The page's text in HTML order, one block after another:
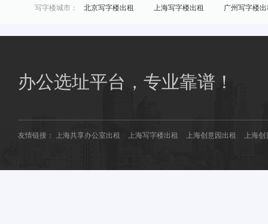
写字楼城市： 北京写字楼出租 上海写字楼出租 广州写字楼
商圈共享办公： 南桥共享办公 花桥共享办公
办公选址平台，专业靠谱！
友情链接： 上海共享办公室出租 上海写字楼出租 上海创意园出租 上海创